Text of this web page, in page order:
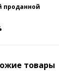
проданной
товары